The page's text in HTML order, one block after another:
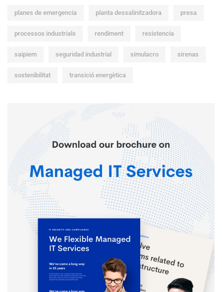
planes de emergencia planta dessalinitzadora presa
processos industrials rendiment resistencia
saipiem seguridad industrial simulacro sirenas
sostenibilitat transició energètica